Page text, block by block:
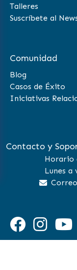
Talleres
Suscríbete al
Comunidad
Blog
Casos de Éxito
Iniciativas
Contacto y
Horario
Lunes a